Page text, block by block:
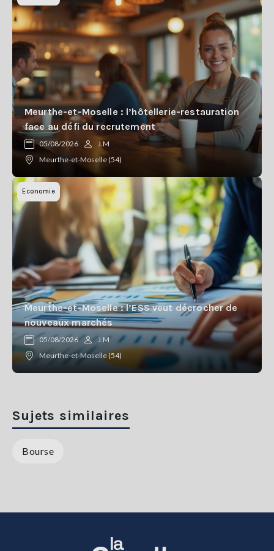
Meurthe-et-Moselle : l’hôtellerie-restauration
face au défi du recrutement
05/08/2026
J.M
Meurthe-et-Moselle (54)
Economie
Meurthe-et-Moselle : l’ESS veut décrocher de
nouveaux marchés
05/08/2026
J.M
Meurthe-et-Moselle (54)
Sujets similaires
Bourse